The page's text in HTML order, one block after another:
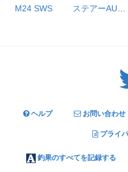
M24 SWS ステアーAUG ハイサイクル
ヘルプ お問い合わせ
プライ
釣果のすべてを記録する